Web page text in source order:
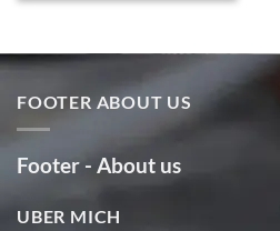
FOOTER ABOUT US
Footer - About us
UBER MICH